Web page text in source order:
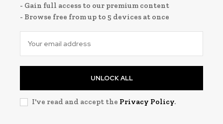
- Gain full access to our premium content
- Browse free from up to 5 devices at once
UNLOCK ALL
I've read and accept the Privacy Policy.